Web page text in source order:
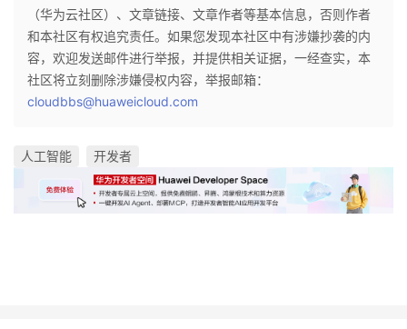
（华为云社区）、文章链接、文章作者等基本信息，否则作者
和本社区有权追究责任。如果您发现本社区中有涉嫌抄袭的内
容，欢迎发送邮件进行举报，并提供相关证据，一经查实，本
社区将立刻删除涉嫌侵权内容，举报邮箱：
cloudbbs@huaweicloud.com
人工智能 开发者